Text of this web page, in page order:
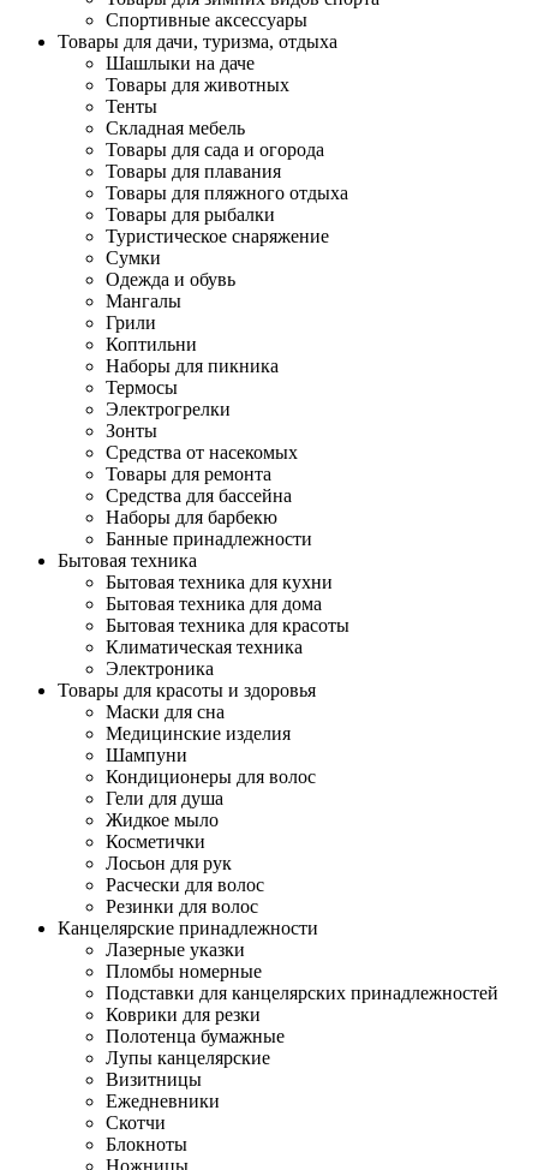
Спортивные аксессуары
Товары для дачи, туризма, отдыха
Шашлыки на даче
Товары для животных
Тенты
Складная мебель
Товары для сада и огорода
Товары для плавания
Товары для пляжного отдыха
Товары для рыбалки
Туристическое снаряжение
Сумки
Одежда и обувь
Мангалы
Грили
Коптильни
Наборы для пикника
Термосы
Электрогрелки
Зонты
Средства от насекомых
Товары для ремонта
Средства для бассейна
Наборы для барбекю
Банные принадлежности
Бытовая техника
Бытовая техника для кухни
Бытовая техника для дома
Бытовая техника для красоты
Климатическая техника
Электроника
Товары для красоты и здоровья
Маски для сна
Медицинские изделия
Шампуни
Кондиционеры для волос
Гели для душа
Жидкое мыло
Косметички
Лосьон для рук
Расчески для волос
Резинки для волос
Канцелярские принадлежности
Лазерные указки
Пломбы номерные
Подставки для канцелярских принадлежностей
Коврики для резки
Полотенца бумажные
Лупы канцелярские
Визитницы
Ежедневники
Скотчи
Блокноты
Ножницы